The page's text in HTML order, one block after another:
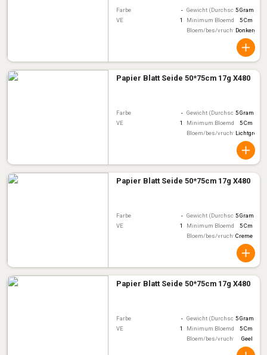
Farbe - Gewicht (Durchschnitt)
5 Gram
VE
1 Minimum Bloemdiameter
5 Cm
Bloem/bes/vruchtkleur
Papier Blatt Seide 50*75cm 17g X480
Farbe - Gewicht (Durchschnitt)
5 Gram
VE
1 Minimum Bloemdiameter
5 Cm
Bloem/bes/vruchtkleurLichtgroen
Papier Blatt Seide 50*75cm 17g X480
Farbe - Gewicht (Durchschnitt)
5 Gram
VE
1 Minimum Bloemdiameter
5 Cm
Bloem/bes/vruchtkleur
Creme
Papier Blatt Seide 50*75cm 17g X480
Farbe - Gewicht (Durchschnitt)
5 Gram
VE
1 Minimum Bloemdiameter
5 Cm
Bloem/bes/vruchtkleur
Geel